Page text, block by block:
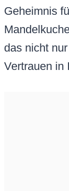
Geheimnis
das nicht
Vertrauen in